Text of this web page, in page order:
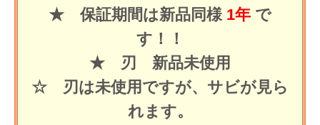
★ 保証期間は新品同様 1年 で
す！！
★ 刃 新品未使用
☆ 刃は未使用ですが、サビが見ら
れます。